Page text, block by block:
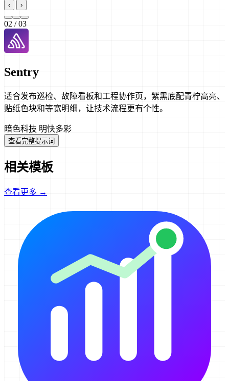
‹ ›
02 / 03
Sentry
适合发布巡检、故障看板和工程协作页，紫黑底配青柠高亮、
贴纸色块和等宽明细，让技术流程更有个性。
暗色科技 明快多彩
查看完整提示词
相关模板
查看更多 →